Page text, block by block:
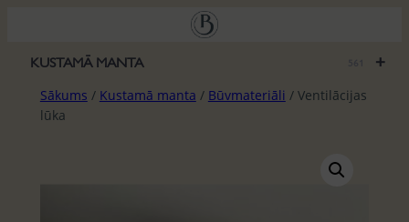
saturu
+
KUSTAMĀ MANTA
Sākums / Kustamā manta / Būvmateriāli / Ventilācijas
lūka